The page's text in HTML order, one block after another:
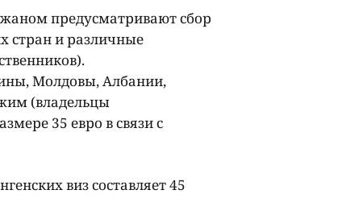
предусматривают сбор
стран и различные
Молдовы, Албании,
(владельцы
35 евро в связи с
виз составляет 45